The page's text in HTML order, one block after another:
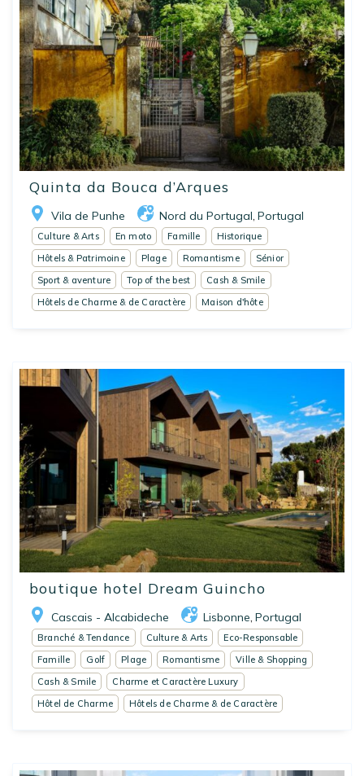
Quinta da Bouca d’Arques
Vila de Punhe Nord du Portugal Portugal
Culture & Arts En moto Famille
Historique
Hôtels & Patrimoine
Plage Romantisme
Sénior
Sport & aventure
Top of the best
Cash & Smile
Hôtels de Charme & de Caractère
Maison d'hôte
boutique hotel Dream Guincho
Cascais - Alcabideche Lisbonne Portugal
Branché & Tendance Culture & Arts
Eco-Responsable
Famille
Golf Plage Romantisme
Ville & Shopping
Cash & Smile
Charme et Caractère Luxury
Hôtel de Charme
Hôtels de Charme & de Caractère